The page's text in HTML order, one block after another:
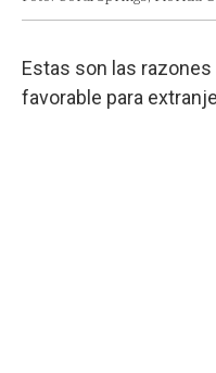
Estas son las
favorable para